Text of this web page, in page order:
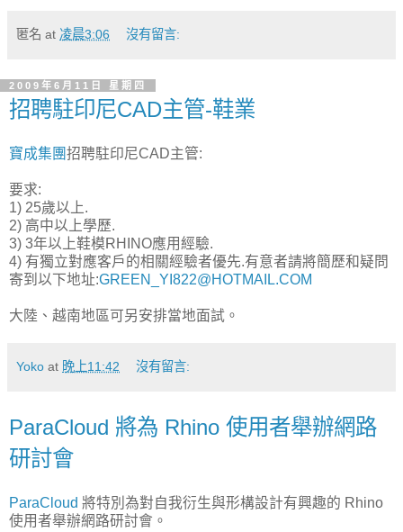
匿名 at 凌晨3:06 沒有留言:
2009年6月11日 星期四
招聘駐印尼CAD主管-鞋業
寶成集團招聘駐印尼CAD主管:
要求:
1) 25歲以上.
2) 高中以上學歷.
3) 3年以上鞋模RHINO應用經驗.
4) 有獨立對應客戶的相關經驗者優先.有意者請將簡歷和疑問
寄到以下地址:GREEN_YI822@HOTMAIL.COM
大陸、越南地區可另安排當地面試。
Yoko at 晚上11:42 沒有留言:
ParaCloud 將為 Rhino 使用者舉辦網路
研討會
ParaCloud 將特別為對自我衍生與形構設計有興趣的 Rhino
使用者舉辦網路研討會。